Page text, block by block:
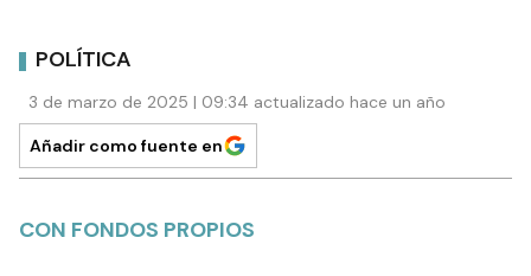
POLÍTICA
3 de marzo de 2025 | 09:34 actualizado hace un año
Añadir como fuente en
CON FONDOS PROPIOS